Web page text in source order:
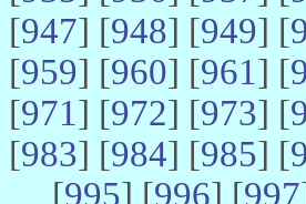
[947] [948] [949] [
[959] [960] [961] [
[971] [972] [973] [
[983] [984] [985] [
[995] [996] [997